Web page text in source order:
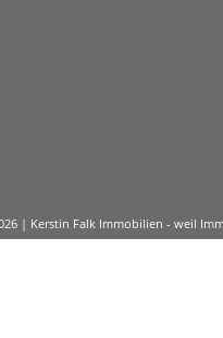
| Kerstin Falk Immobilien - weil